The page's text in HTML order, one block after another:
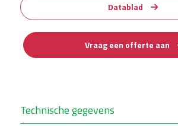
Datablad
Vraag een offerte aan
Technische gegevens